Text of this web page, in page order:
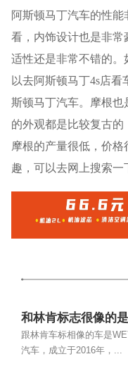
阿斯顿马丁汽车的性
看，内饰设计也是非
适性还是非常不错的
以去阿斯顿马丁4s店
斯顿马丁汽车。摩根
的外观都是比较复古
摩根的产量很低，价
趣，可以去网上搜索一
和林肯标志很像的
跟林肯车标相像的车是
汽车，成立于2016年，...